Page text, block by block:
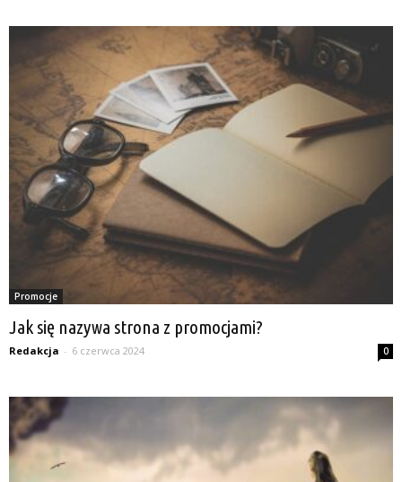
Promocje
Jak się nazywa strona z promocjami?
Redakcja - 6 czerwca 2024 0